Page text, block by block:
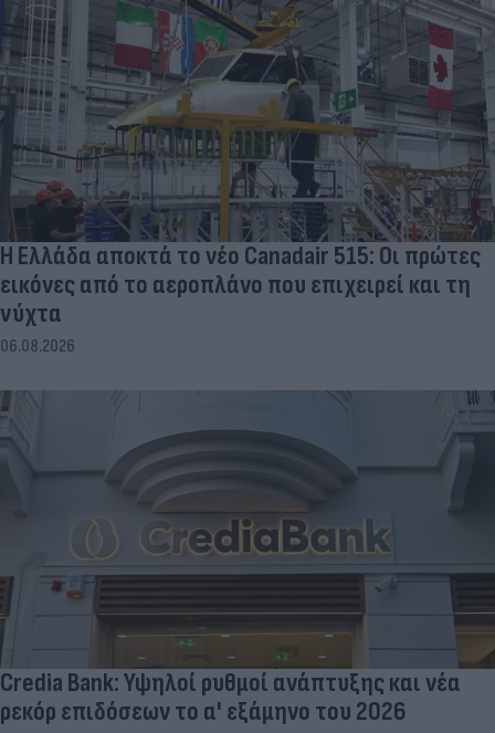
Η Ελλάδα αποκτά το νέο Canadair 515: Οι πρώτες
εικόνες από το αεροπλάνο που επιχειρεί και τη
νύχτα
06.08.2026
Credia Bank: Υψηλοί ρυθμοί ανάπτυξης και νέα
ρεκόρ επιδόσεων το α' εξάμηνο του 2026